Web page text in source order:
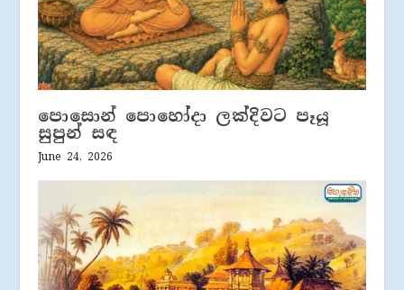
පොසොන් පොහෝදා ලක්දිවට පෑයූ
සුපුන් සඳ
June 24, 2026